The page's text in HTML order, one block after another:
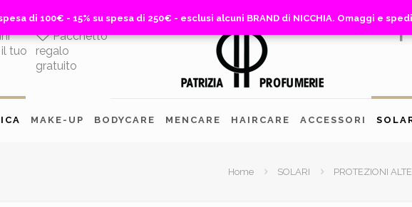
tuo
Pacchetto
regalo
gratuito
MAKE-UP BODYCARE MENCARE HAIRCARE ACCESSORI
Home SOLARI PROTEZIONI ALTE
di 100€ - 15% su spesa di 250€ - esclusi alcuni BRAND di NICCHIA. Omaggi e
di 100€ - 15% su spesa di 250€ - esclusi alcuni BRAND di NICCHIA. Omaggi e